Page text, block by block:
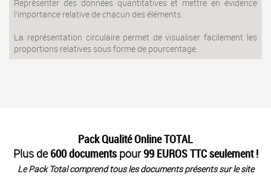
Représenter des données quantitatives et mettre en évidence
l'importance relative de chacun des éléments.
La représentation circulaire permet de visualiser facilement les
proportions relatives sous forme de pourcentage.
Pack Qualité Online TOTAL
Plus de600 documentspour99 EUROS TTC seulement !
Le Pack Total comprend tous les documents présents sur le site